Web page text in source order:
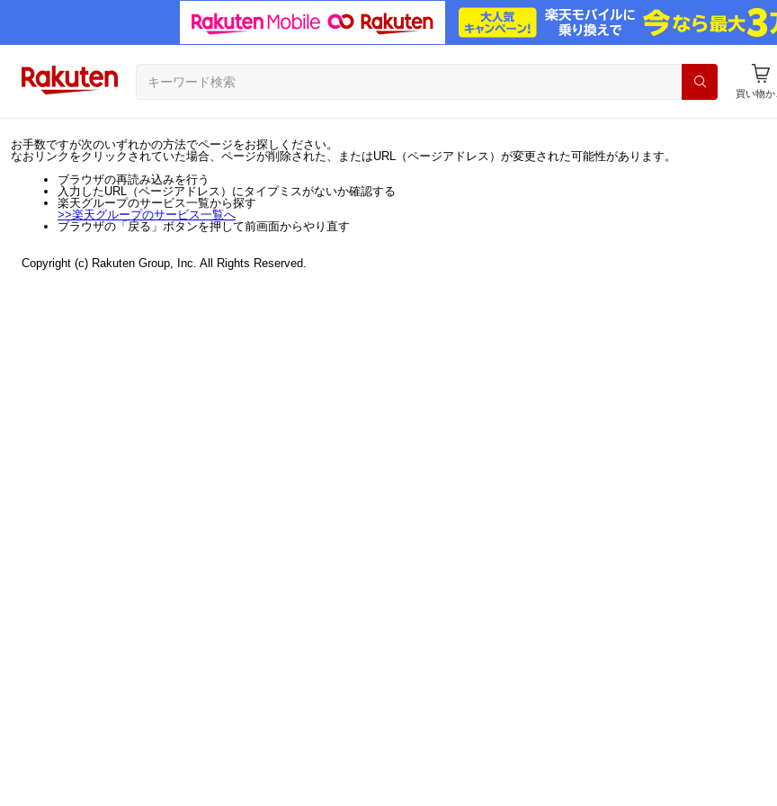
買い物か
お手数ですが次のいずれかの方法でページをお探しください。
なおリンクをクリックされていた場合、ページが削除された、またはURL（ページアドレス）が変更された可能性があります。
ブラウザの再読み込みを行う
入力したURL（ページアドレス）にタイプミスがないか確認する
楽天グループのサービス一覧から探す
>>楽天グループのサービス一覧へ
ブラウザの「戻る」ボタンを押して前画面からやり直す
Copyright (c) Rakuten Group, Inc. All Rights Reserved.